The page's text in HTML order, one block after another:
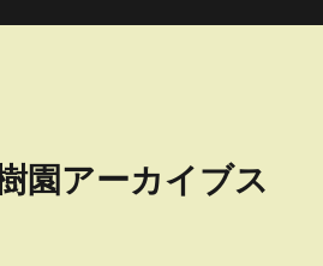
園アーカイブス